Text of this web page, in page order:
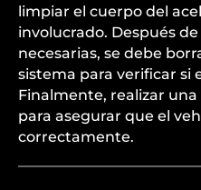
limpiar el cuerpo del
involucrado. Después
necesarias, se debe
sistema para verificar si
Finalmente, realizar
para asegurar que el
correctamente.